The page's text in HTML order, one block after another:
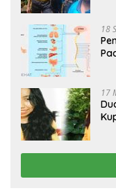
18
17